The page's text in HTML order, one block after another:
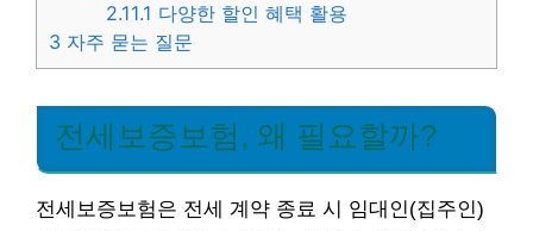
2.11.1 다양한 할인 혜택 활용
3 자주 묻는 질문
전세보증보험, 왜 필요할까?
전세보증보험은 전세 계약 종료 시 임대인(집주인)